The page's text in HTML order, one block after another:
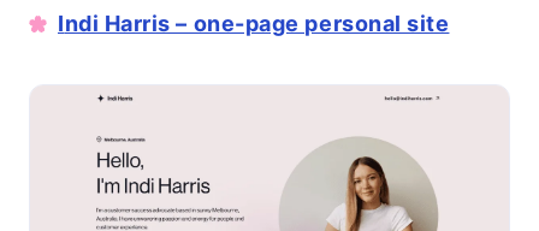
Indi Harris – one-page personal site